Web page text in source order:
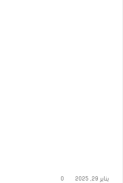
يناير 29, 2025 0